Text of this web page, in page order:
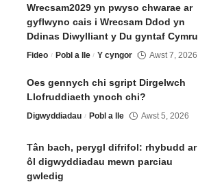
Wrecsam2029 yn pwyso chwarae ar
gyflwyno cais i Wrecsam Ddod yn
Ddinas Diwylliant y Du gyntaf Cymru
Fideo Pobl a lle Y cyngor Awst 7, 2026
Oes gennych chi sgript Dirgelwch
Llofruddiaeth ynoch chi?
Digwyddiadau Pobl a lle Awst 5, 2026
Tân bach, perygl difrifol: rhybudd ar
ôl digwyddiadau mewn parciau
gwledig